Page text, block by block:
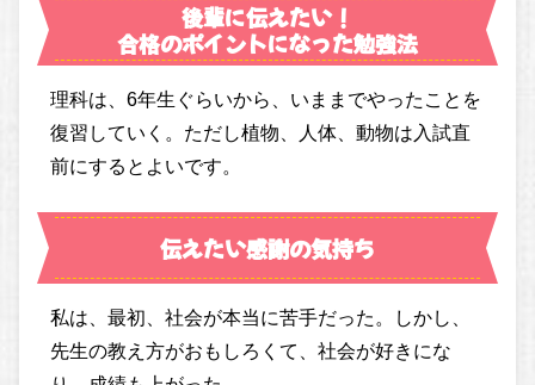
後輩に伝えたい！
合格のポイントになった勉強法
理科は、6年生ぐらいから、いままでやったことを
復習していく。ただし植物、人体、動物は入試直
前にするとよいです。
伝えたい感謝の気持ち
私は、最初、社会が本当に苦手だった。しかし、
先生の教え方がおもしろくて、社会が好きにな